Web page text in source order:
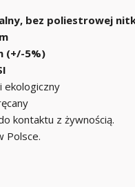
bez poliestrowej
(+/-5%)
ekologiczny
kontaktu z żywnością.
Polsce.